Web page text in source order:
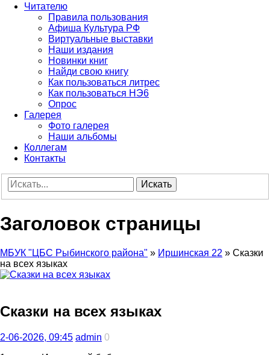
Читателю
Правила пользования
Афиша Культура РФ
Виртуальные выставки
Наши издания
Новинки книг
Найди свою книгу
Как пользоваться литрес
Как пользоваться НЭ6
Опрос
Галерея
Фото галерея
Наши альбомы
Коллегам
Контакты
Искать
Заголовок страницы
МБУК "ЦБС Рыбинского района" » Иршинская 22 » Сказки
на всех языках
Сказки на всех языках
2-06-2026, 09:45 admin 0